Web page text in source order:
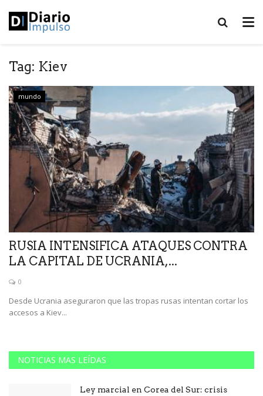
Tag: Kiev
mundo
RUSIA INTENSIFICA ATAQUES CONTRA
LA CAPITAL DE UCRANIA,...
0
Desde Ucrania aseguraron que las tropas rusas intentan cortar los
accesos a Kiev...
NOTICIAS MAS LEÍDAS
Ley marcial en Corea del Sur: crisis